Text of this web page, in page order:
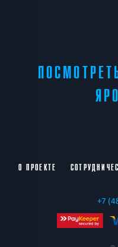
О ПРОЕКТЕ
+7